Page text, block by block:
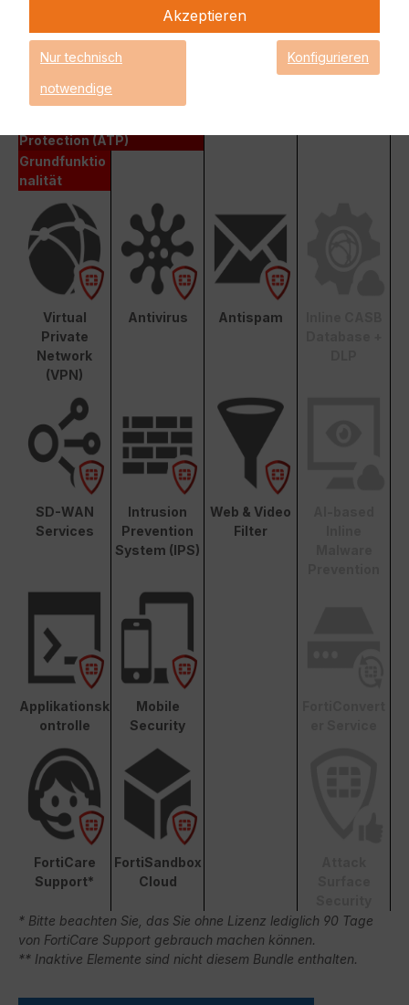
Fortinet Unified Threat Protection (UTP)
Unified Threat Protection (UTP)
Protection (ATP)
Grundfunktio
nalität
Virtual
Private
Network
(VPN)
Antivirus Antispam
SD-WAN
Services
Intrusion
Prevention
System (IPS)
Web & Video
Filter
Applikationsk
ontrolle
Mobile
Security
FortiCare
Support*
FortiSandbox
Cloud
* Bitte beachten Sie, das Sie ohne Lizenz lediglich 90 Tage
von FortiCare Support gebrauch machen können.
** Inaktive Elemente sind nicht diesem Bundle enthalten.
Akzeptieren
Nur technisch
notwendige
Konfigurieren